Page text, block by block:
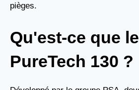
pièges.
Qu'est-ce que
PureTech 130 ?